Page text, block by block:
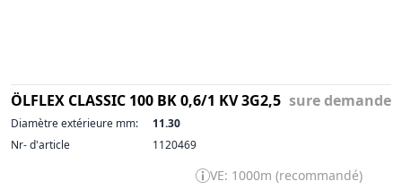
ÖLFLEX CLASSIC 100 BK 0,6/1 KV 3G2,5 sure demande
Diamètre extérieure mm:
11.30
Nr- d'article
1120469
VE: 1000m (recommandé)